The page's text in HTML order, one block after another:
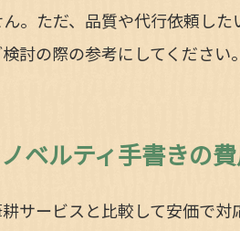
。ただ、品質や代行依頼し
討の際の参考にしてください。
ノベルティ手書きの
サービスと比較して安価で対